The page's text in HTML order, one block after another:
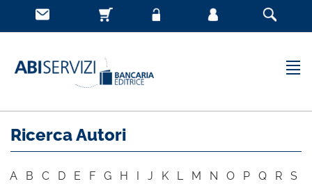
Ricerca Autori
A B C D E F G H I J K L M N O P Q R S